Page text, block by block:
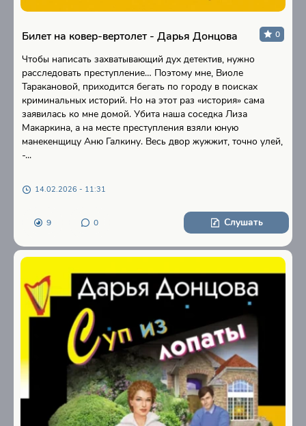
Билет на ковер-вертолет - Дарья Донцова 0
Чтобы написать захватывающий дух детектив, нужно
расследовать преступление… Поэтому мне, Виоле
Таракановой, приходится бегать по городу в поисках
криминальных историй. Но на этот раз «история» сама
заявилась ко мне домой. Убита наша соседка Лиза
Макаркина, а на месте преступления взяли юную
манекенщицу Аню Галкину. Весь двор жужжит, точно улей,
-...
14.02.2026 - 11:31
9 0 Слушать